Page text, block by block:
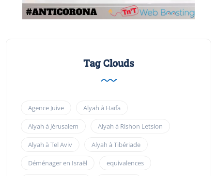
Tag Clouds
Agence Juive Alyah à Haïfa
Alyah à Jérusalem Alyah à Rishon Letsion
Alyah à Tel Aviv Alyah à Tibériade
Déménager en Israël equivalences